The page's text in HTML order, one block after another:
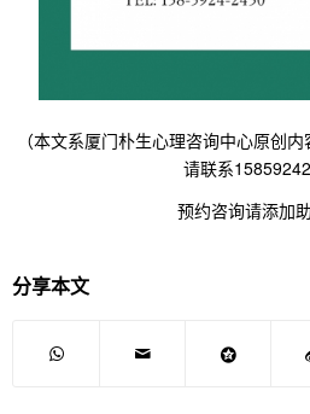
（本文系厦门朴生心理咨询中心原创
请联系
预约咨询请添加
分享本文